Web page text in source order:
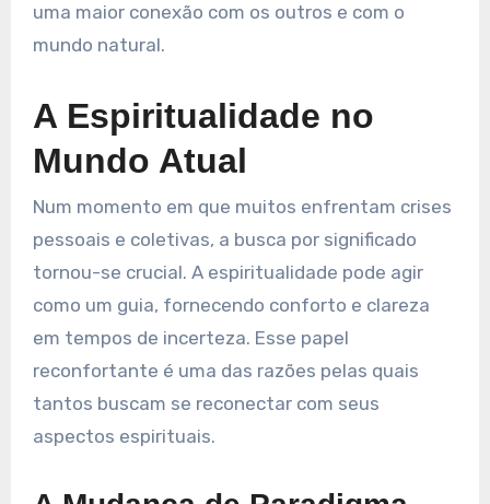
uma maior conexão com os outros e com o
mundo natural.
A Espiritualidade no
Mundo Atual
Num momento em que muitos enfrentam crises
pessoais e coletivas, a busca por significado
tornou-se crucial. A espiritualidade pode agir
como um guia, fornecendo conforto e clareza
em tempos de incerteza. Esse papel
reconfortante é uma das razões pelas quais
tantos buscam se reconectar com seus
aspectos espirituais.